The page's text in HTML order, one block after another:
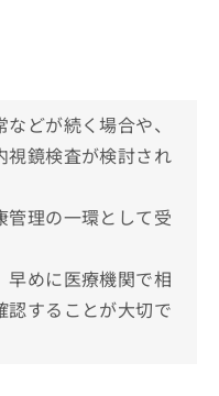
・クローン病）
どが続く場合や、
視鏡検査が検討され
管理の一環として受
早めに医療機関で相
認することが大切で